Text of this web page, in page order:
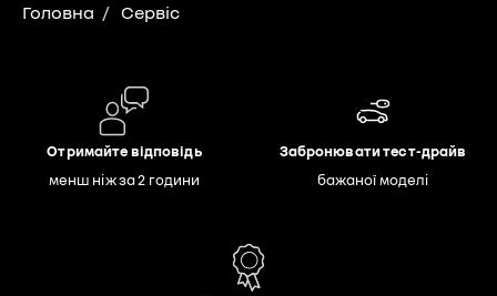
Головна Сервіс
Отримайте відповідь
менш ніж за 2 години
Забронювати тест-драйв
бажаної моделі